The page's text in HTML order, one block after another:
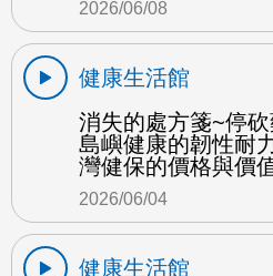
2026/06/08
健康生活館
消失的處方箋~停
島嶼健康的韌性耐
灣健保的價格與價
2026/06/04
健康生活館